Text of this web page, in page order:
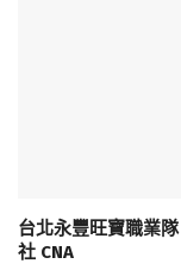
台北永豐旺寶職業
社 CNA